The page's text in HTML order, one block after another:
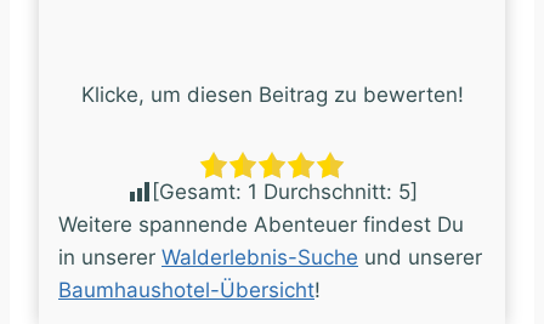
Klicke, um diesen Beitrag zu bewerten!
[Gesamt: 1 Durchschnitt: 5]
Weitere spannende Abenteuer findest Du
in unserer Walderlebnis-Suche und unserer
Baumhaushotel-Übersicht!